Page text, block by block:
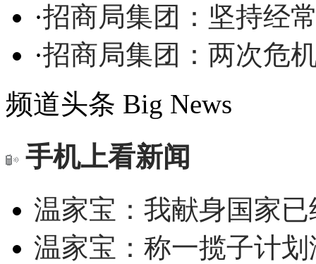
·招商局集团：坚持经
·招商局集团：两次危
频道头条 Big News
手机上看新闻
温家宝：我献身国家
温家宝：称一揽子计